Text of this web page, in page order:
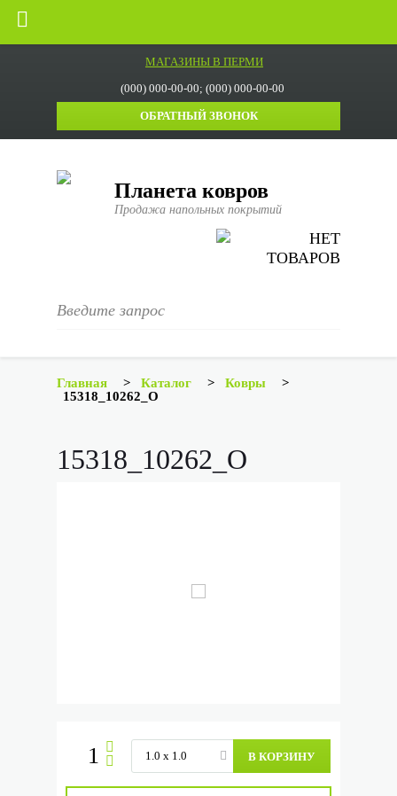
МАГАЗИНЫ В ПЕРМИ
(000) 000-00-00; (000) 000-00-00
ОБРАТНЫЙ ЗВОНОК
Планета ковров
Продажа напольных покрытий
НЕТ
ТОВАРОВ
Главная > Каталог > Ковры
>
15318_10262_O
15318_10262_O
В КОРЗИНУ